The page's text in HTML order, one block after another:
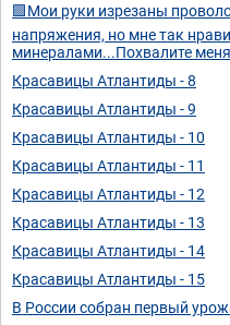
🟩Мои руки изрезаны
напряжения, но мне так
минералами...Похвалите
Красавицы Атлантиды - 8
Красавицы Атлантиды - 9
Красавицы Атлантиды - 10
Красавицы Атлантиды - 11
Красавицы Атлантиды - 12
Красавицы Атлантиды - 13
Красавицы Атлантиды - 14
Красавицы Атлантиды - 15
В России собран первый